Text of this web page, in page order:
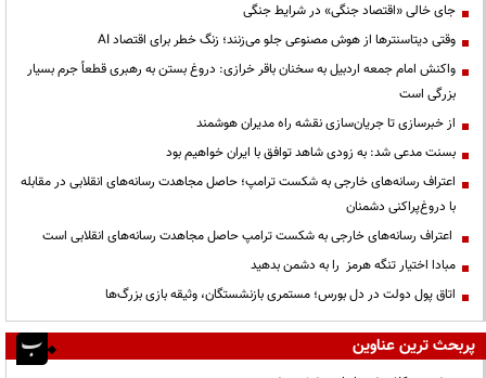
جای خالی «اقتصاد جنگی» در شرایط جنگی
وقتی دیتاسنترها از هوش مصنوعی جلو می‌زنند؛ زنگ خطر برای اقتصاد AI
واکنش امام جمعه اردبیل به سخنان باقر خرازی: دروغ بستن به رهبری قطعاً جرم بسیار
بزرگی است
از خبرسازی تا جریان‌سازی نقشه راه مدیران هوشمند
بسنت مدعی شد: به زودی شاهد توافق با ایران خواهیم بود
اعتراف رسانه‌های خارجی به شکست ترامپ؛ حاصل مجاهدت رسانه‌های انقلابی در مقابله
با دروغ‌پراکنی دشمنان
اعتراف رسانه‌های خارجی به شکست ترامپ حاصل مجاهدت رسانه‌های انقلابی است
مبادا اختیار تنگه هرمز را به دشمن بدهید
اتاق پول دولت در دل بورس؛ مستمری بازنشستگان، وثیقه بازی بزرگ‌ها
پربحث ترین عناوین